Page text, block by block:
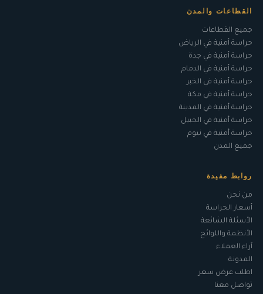
القطاعات والمدن
جميع القطاعات
حراسة أمنية في الرياض
حراسة أمنية في جدة
حراسة أمنية في الدمام
حراسة أمنية في الخبر
حراسة أمنية في مكة
حراسة أمنية في المدينة
حراسة أمنية في الجبيل
حراسة أمنية في نيوم
جميع المدن
روابط مفيدة
من نحن
أسعار الحراسة
الأسئلة الشائعة
الأنظمة واللوائح
آراء العملاء
المدونة
اطلب عرض سعر
تواصل معنا